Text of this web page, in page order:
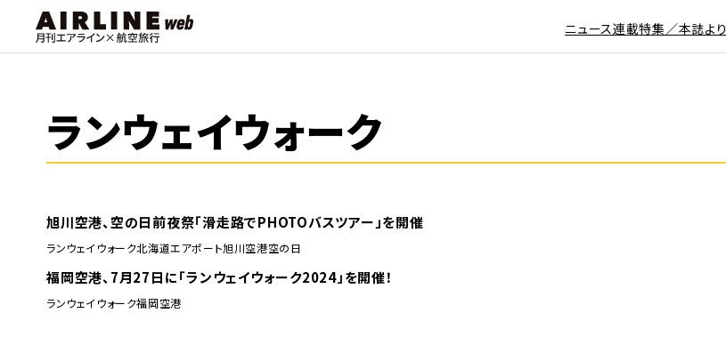
ニュース連載特集／本誌より
ランウェイウォーク
旭川空港、空の日前夜祭「滑走路でPHOTOバスツアー」を開催
ランウェイウォーク北海道エアポート旭川空港空の日
福岡空港、7月27日に「ランウェイウォーク2024」を開催！
ランウェイウォーク福岡空港